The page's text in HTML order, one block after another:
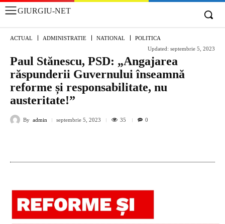
GIURGIU-NET
ACTUAL ADMINISTRATIE NATIONAL
POLITICA
Updated: septembrie 5, 2023
Paul Stănescu, PSD: „Angajarea
răspunderii Guvernului înseamnă
reforme și responsabilitate, nu
austeritate!”
By admin septembrie 5, 2023 35 0